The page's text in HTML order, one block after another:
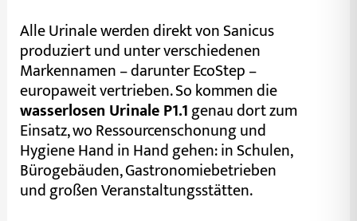
Alle Urinale werden direkt von Sanicus
produziert und unter verschiedenen
Markennamen – darunter EcoStep –
europaweit vertrieben. So kommen die
wasserlosen Urinale P1.1genau dort zum
Einsatz, wo Ressourcenschonung und
Hygiene Hand in Hand gehen: in Schulen,
Bürogebäuden, Gastronomiebetrieben
und großen Veranstaltungsstätten.